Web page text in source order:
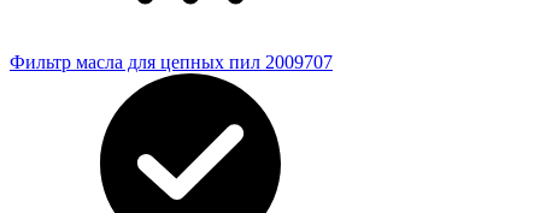
Фильтр масла для цепных пил 2009707